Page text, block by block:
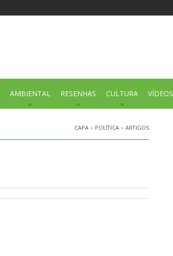
AMBIENTAL RESENHAS CULTURA VÍDEOS
CAPA › POLÍTICA › ARTIGOS